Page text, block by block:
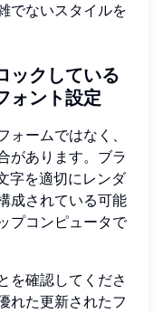
でないスタイルを
ックしている
ォント設定
ームではなく、
があります。ブラ
字を適切にレンダ
成されている可能
プコンピュータで
を確認してくださ
れた更新されたフ